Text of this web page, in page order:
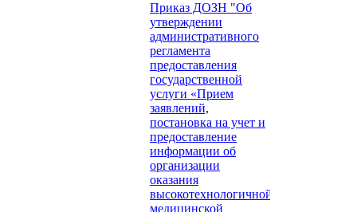
Приказ ДОЗН "Об
утверждении
административного
регламента
предоставления
государственной
услуги «Прием
заявлений,
постановка на учет и
предоставление
информации об
организации
оказания
высокотехнологичной
медицинской